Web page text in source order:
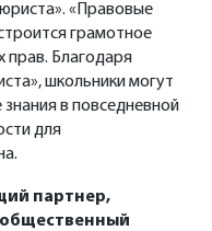
«Правовые
грамотное
прав. Благодаря
школьники могут
в повседневной
для
партнер,